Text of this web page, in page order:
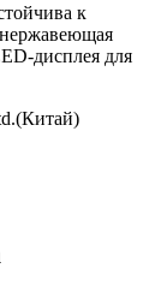
к
нержавеющая
дисплея для